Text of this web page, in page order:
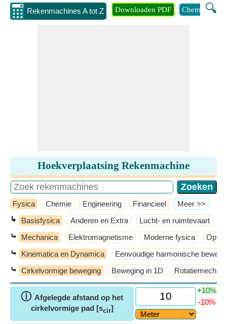
Rekenmachines A tot Z 🔍
Downloaden PDF Chemie
Hoekverplaatsing Rekenmachine
Fysica Chemie Engineering Financieel ​Meer >>
↳ Basisfysica Anderen en Extra Lucht- en ruimtevaart
⤿ Mechanica Elektromagnetisme Moderne fysica
⤿ Kinematica en Dynamica Eenvoudige harmonische
⤿ Cirkelvormige beweging Beweging in 1D
ⓘ Afgelegde afstand op het
cirkelvormige pad [scir]
+10%
-10%